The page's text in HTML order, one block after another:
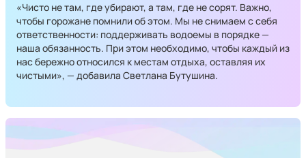
«Чисто не там, где убирают, а там, где не сорят. Важно,
чтобы горожане помнили об этом. Мы не снимаем с себя
ответственности: поддерживать водоемы в порядке —
наша обязанность. При этом необходимо, чтобы каждый из
нас бережно относился к местам отдыха, оставляя их
чистыми», — добавила Светлана Бутушина.